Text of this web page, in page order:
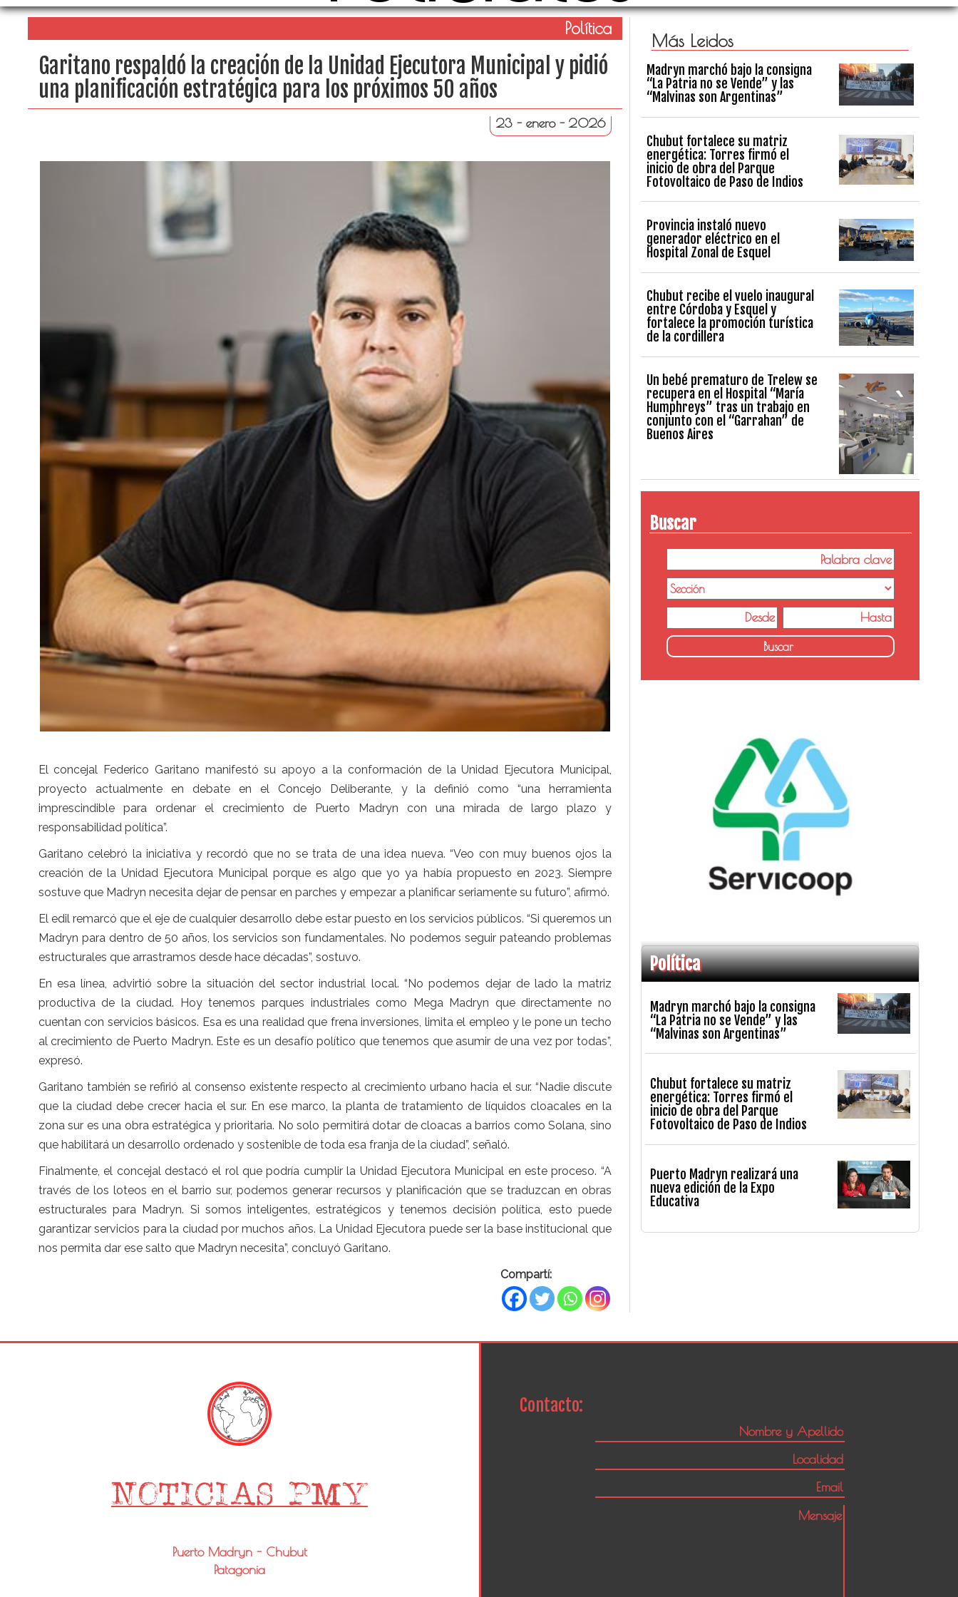
Política
Garitano respaldó la creación de la Unidad Ejecutora Municipal y pidió
una planificación estratégica para los próximos 50 años
23 - enero - 2026
El concejal Federico Garitano manifestó su apoyo a la conformación de la Unidad Ejecutora Municipal,
proyecto actualmente en debate en el Concejo Deliberante, y la definió como “una herramienta
imprescindible para ordenar el crecimiento de Puerto Madryn con una mirada de largo plazo y
responsabilidad política”.
Garitano celebró la iniciativa y recordó que no se trata de una idea nueva. “Veo con muy buenos ojos la
creación de la Unidad Ejecutora Municipal porque es algo que yo ya había propuesto en 2023. Siempre
sostuve que Madryn necesita dejar de pensar en parches y empezar a planificar seriamente su futuro”, afirmó.
El edil remarcó que el eje de cualquier desarrollo debe estar puesto en los servicios públicos. “Si queremos un
Madryn para dentro de 50 años, los servicios son fundamentales. No podemos seguir pateando problemas
estructurales que arrastramos desde hace décadas”, sostuvo.
En esa línea, advirtió sobre la situación del sector industrial local. “No podemos dejar de lado la matriz
productiva de la ciudad. Hoy tenemos parques industriales como Mega Madryn que directamente no
cuentan con servicios básicos. Esa es una realidad que frena inversiones, limita el empleo y le pone un techo
al crecimiento de Puerto Madryn. Este es un desafío político que tenemos que asumir de una vez por todas”,
expresó.
Garitano también se refirió al consenso existente respecto al crecimiento urbano hacia el sur. “Nadie discute
que la ciudad debe crecer hacia el sur. En ese marco, la planta de tratamiento de líquidos cloacales en la
zona sur es una obra estratégica y prioritaria. No solo permitirá dotar de cloacas a barrios como Solana, sino
que habilitará un desarrollo ordenado y sostenible de toda esa franja de la ciudad”, señaló.
Finalmente, el concejal destacó el rol que podría cumplir la Unidad Ejecutora Municipal en este proceso. “A
través de los loteos en el barrio sur, podemos generar recursos y planificación que se traduzcan en obras
estructurales para Madryn. Si somos inteligentes, estratégicos y tenemos decisión política, esto puede
garantizar servicios para la ciudad por muchos años. La Unidad Ejecutora puede ser la base institucional que
nos permita dar ese salto que Madryn necesita”, concluyó Garitano.
Compartí:
Más Leidos
Madryn marchó bajo la consigna
“La Patria no se Vende” y las
“Malvinas son Argentinas”
Chubut fortalece su matriz
energética: Torres firmó el
inicio de obra del Parque
Fotovoltaico de Paso de Indios
Provincia instaló nuevo
generador eléctrico en el
Hospital Zonal de Esquel
Chubut recibe el vuelo inaugural
entre Córdoba y Esquel y
fortalece la promoción turística
de la cordillera
Un bebé prematuro de Trelew se
recupera en el Hospital “María
Humphreys” tras un trabajo en
conjunto con el “Garrahan” de
Buenos Aires
Buscar
Política
Madryn marchó bajo la consigna
“La Patria no se Vende” y las
“Malvinas son Argentinas”
Chubut fortalece su matriz
energética: Torres firmó el
inicio de obra del Parque
Fotovoltaico de Paso de Indios
Puerto Madryn realizará una
nueva edición de la Expo
Educativa
Puerto Madryn - Chubut
Patagonia
Contacto: